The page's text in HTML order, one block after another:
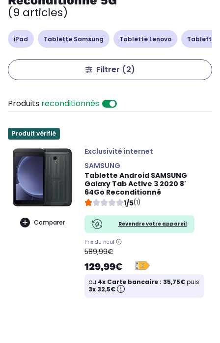
(9 articles)
iPad Tablette Samsung Tablette Lenovo Tablette
Filtrer (2)
Produits reconditionnés
Produit vérifié
Comparer
Exclusivité internet
SAMSUNG
Tablette Android SAMSUNG
Galaxy Tab Active 3 2020 8'
64Go Reconditionné
1/5(1)
Revendre votre appareil
Prix du neuf
oldPrice
589,99€
129,99€
ou 4x Carte bancaire : 35,75€puis
3x 32,5€